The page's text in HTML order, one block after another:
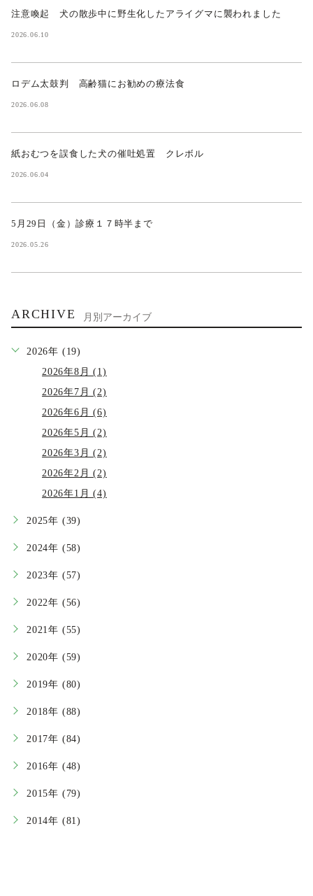
注意喚起 犬の散歩中に野生化したアライグマに襲われました
2026.06.10
ロデム太鼓判 高齢猫にお勧めの療法食
2026.06.08
紙おむつを誤食した犬の催吐処置 クレボル
2026.06.04
5月29日（金）診療１７時半まで
2026.05.26
ARCHIVE 月別アーカイブ
2026年 (19)
2026年8月 (1)
2026年7月 (2)
2026年6月 (6)
2026年5月 (2)
2026年3月 (2)
2026年2月 (2)
2026年1月 (4)
2025年 (39)
2024年 (58)
2023年 (57)
2022年 (56)
2021年 (55)
2020年 (59)
2019年 (80)
2018年 (88)
2017年 (84)
2016年 (48)
2015年 (79)
2014年 (81)